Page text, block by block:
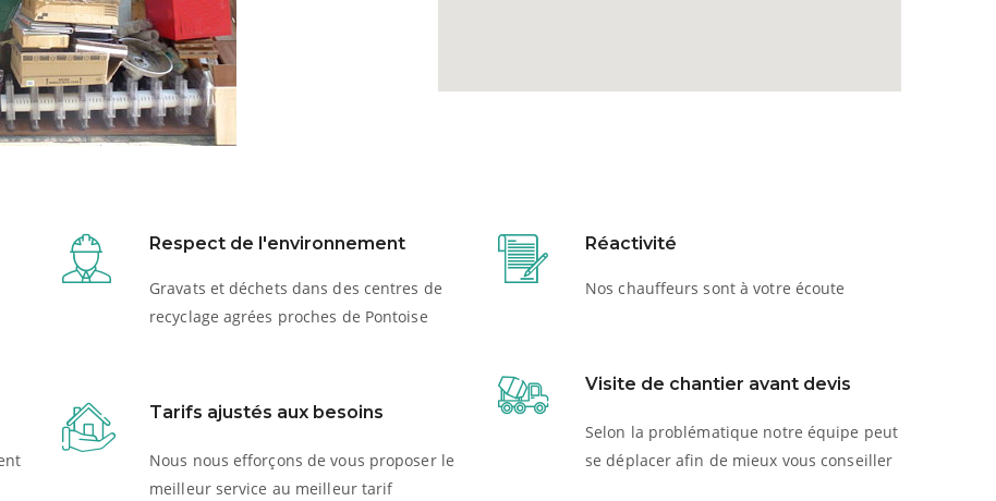
Respect de l'environnement
Gravats et déchets dans des centres de
recyclage agrées proches de Pontoise
Tarifs ajustés aux besoins
Nous nous efforçons de vous proposer le
meilleur service au meilleur tarif
Réactivité
Nos chauffeurs sont à votre écoute
Visite de chantier avant devis
Selon la problématique notre équipe peut
se déplacer afin de mieux vous conseiller